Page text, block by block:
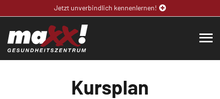
Jetzt unverbindlich kennenlernen!
Kursplan